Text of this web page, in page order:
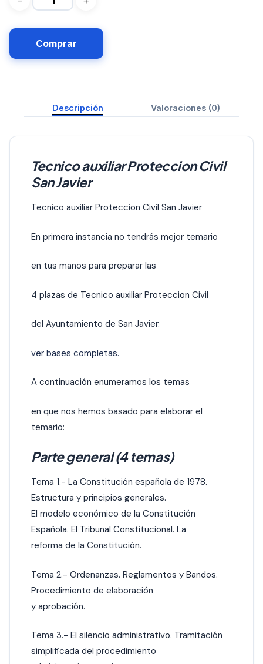
Comprar
Descripción Valoraciones (0)
Tecnico auxiliar Proteccion Civil
San Javier
Tecnico auxiliar Proteccion Civil San Javier
En primera instancia no tendrás mejor temario
en tus manos para preparar las
4 plazas de Tecnico auxiliar Proteccion Civil
del Ayuntamiento de San Javier.
ver bases completas.
A continuación enumeramos los temas
en que nos hemos basado para elaborar el
temario:
Parte general (4 temas)
Tema 1.- La Constitución española de 1978.
Estructura y principios generales.
El modelo económico de la Constitución
Española. El Tribunal Constitucional. La
reforma de la Constitución.
Tema 2.- Ordenanzas. Reglamentos y Bandos.
Procedimiento de elaboración
y aprobación.
Tema 3.- El silencio administrativo. Tramitación
simplificada del procedimiento